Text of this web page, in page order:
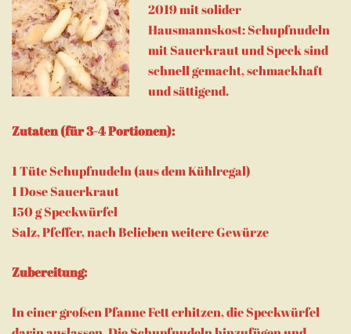
2019 mit solider
Hausmannskost: Schupfnudeln
mit Sauerkraut und Speck sind
schnell gemacht, schmackhaft
und sättigend.
Zutaten (für 3-4 Portionen):
1 Tüte Schupfnudeln (aus dem Kühlregal)
1 Dose Sauerkraut
150 g Speckwürfel
Salz, Pfeffer, nach Belieben weitere Gewürze
Zubereitung:
In einer großen Pfanne Fett erhitzen, die Speckwürfel